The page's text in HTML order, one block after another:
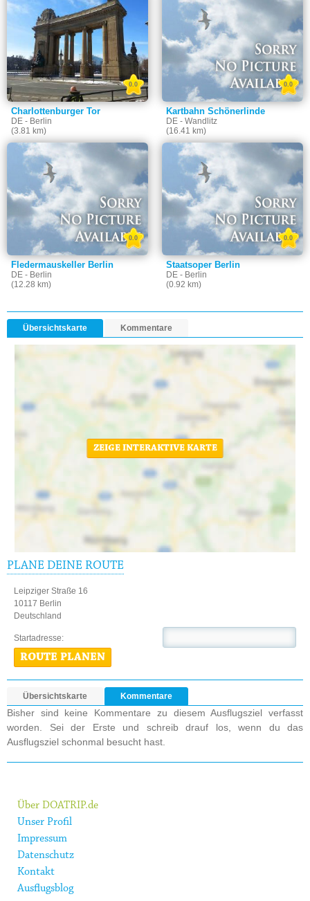
Charlottenburger Tor
DE - Berlin
(3.81 km)
0.0
Kartbahn Schönerlinde
DE - Wandlitz
(16.41 km)
0.0
Fledermauskeller Berlin
DE - Berlin
(12.28 km)
0.0
Staatsoper Berlin
DE - Berlin
(0.92 km)
0.0
Übersichtskarte Kommentare
ZEIGE INTERAKTIVE KARTE
PLANE DEINE ROUTE
Leipziger Straße 16
10117 Berlin
Deutschland
Startadresse:
ROUTE PLANEN
Übersichtskarte Kommentare
Bisher sind keine Kommentare zu diesem Ausflugsziel verfasst
worden. Sei der Erste und schreib drauf los, wenn du das
Ausflugsziel schonmal besucht hast.
Über DOATRIP.de
Unser Profil
Impressum
Datenschutz
Kontakt
Ausflugsblog